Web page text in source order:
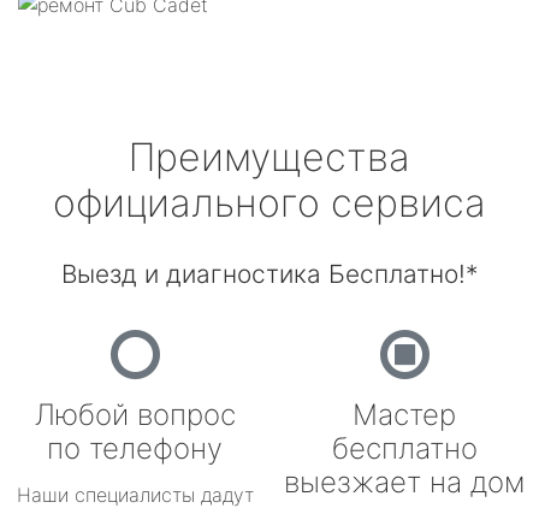
Преимущества
официального сервиса
Выезд и диагностика Бесплатно!*
Любой вопрос
по телефону
Наши специалисты дадут
Мастер
бесплатно
выезжает на дом